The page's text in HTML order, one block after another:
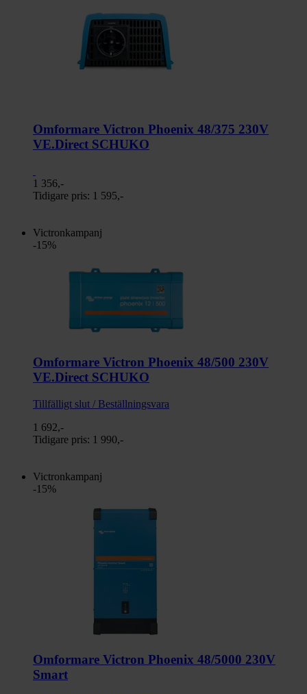
Omformare Victron Phoenix 48/375 230V
VE.Direct SCHUKO
1 356,-
Tidigare pris: 1 595,-
Victronkampanj
-15%
Omformare Victron Phoenix 48/500 230V
VE.Direct SCHUKO
Tillfälligt slut / Beställningsvara
1 692,-
Tidigare pris: 1 990,-
Victronkampanj
-15%
Omformare Victron Phoenix 48/5000 230V
Smart